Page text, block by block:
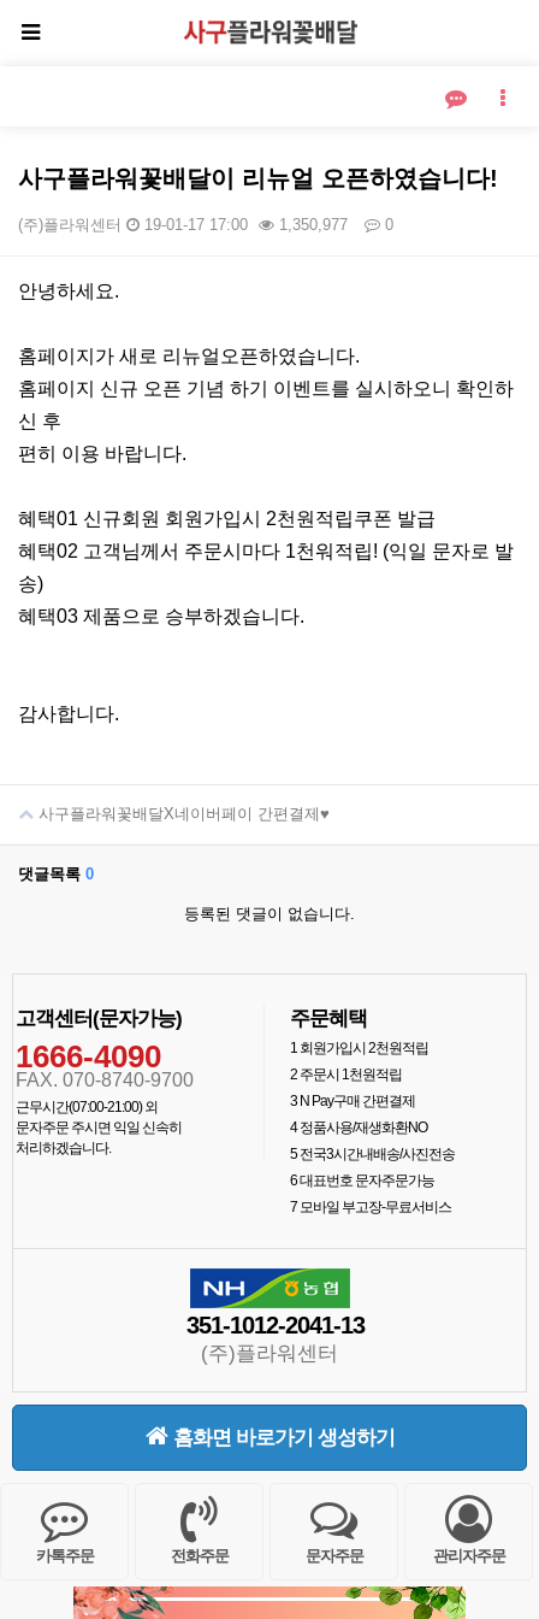
사구플라워꽃배달이 리뉴얼 오픈하였습니다!
(주)플라워센터 19-01-17 17:00 1,350,977 0
본문
안녕하세요.
홈페이지가 새로 리뉴얼오픈하였습니다.
홈페이지 신규 오픈 기념 하기 이벤트를 실시하오니 확인하
신 후
편히 이용 바랍니다.
혜택01 신규회원 회원가입시 2천원적립쿠폰 발급
혜택02 고객님께서 주문시마다 1천워적립! (익일 문자로 발
송)
혜택03 제품으로 승부하겠습니다.
감사합니다.
사구플라워꽃배달X네이버페이 간편결제♥
댓글목록 0
등록된 댓글이 없습니다.
고객센터(문자가능)
1666-4090
FAX. 070-8740-9700
근무시간(07:00-21:00) 외
문자주문 주시면 익일 신속히
처리하겠습니다.
주문혜택
1회원가입시 2천원적립
2주문시 1천원적립
3N Pay구매 간편결제
4정품사용/재생화환NO
5전국3시간내배송/사진전송
6대표번호 문자주문가능
7모바일 부고장-무료서비스
351-1012-2041-13
(주)플라워센터
홈화면 바로가기 생성하기
카톡주문 전화주문 문자주문 관리자주문